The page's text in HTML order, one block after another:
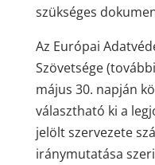
szükséges
Az Európai
Szövetsége
május 30. napján
választható ki a
jelölt szervezete
iránymutatása